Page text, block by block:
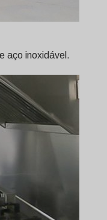
aço inoxidável.